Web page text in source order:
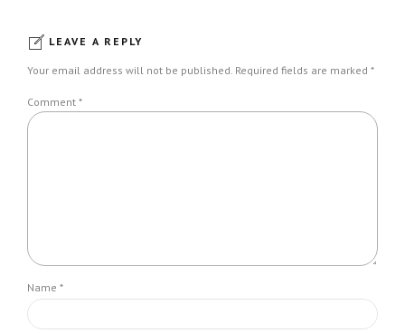
LEAVE A REPLY
Your email address will not be published. Required fields are marked *
Comment *
Name *